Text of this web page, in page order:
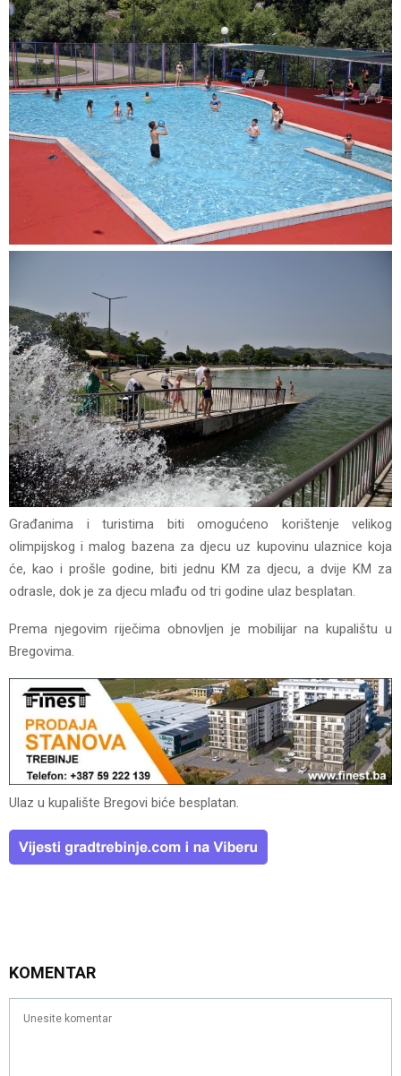
Građanima i turistima biti omogućeno korištenje velikog
olimpijskog i malog bazena za djecu uz kupovinu ulaznice koja
će, kao i prošle godine, biti jednu KM za djecu, a dvije KM za
odrasle, dok je za djecu mlađu od tri godine ulaz besplatan.
Prema njegovim riječima obnovljen je mobilijar na kupalištu u
Bregovima.
Ulaz u kupalište Bregovi biće besplatan.
KOMENTAR